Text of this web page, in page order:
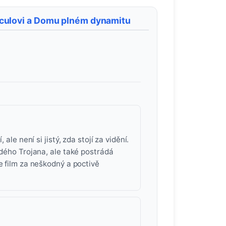
a Domu plném dynamitu
ale není si jistý, zda stojí za vidění.
Trojana, ale také postrádá
film za neškodný a poctivě